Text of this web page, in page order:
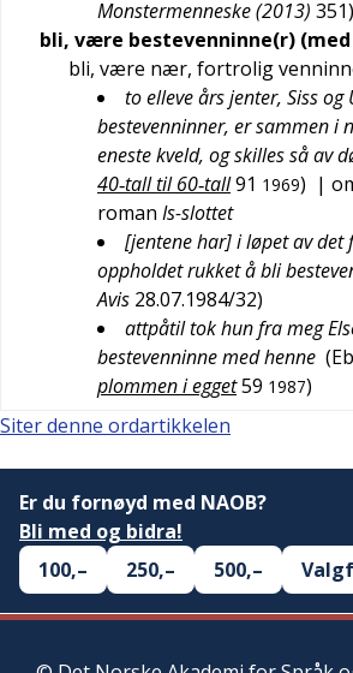
Monstermenneske (2013) 351)
bli, være bestevenninne(r)
bli, være nær, fortrolig
to elleve års jenter, Siss og
bestevenninner, er sammen i
eneste kveld, og skilles så av
40‑tall til 60‑tall91 1969) |
roman Is-slottet
[jentene har] i løpet av det
oppholdet rukket å bli
Avis 28.07.1984/32)
attpåtil tok hun fra meg
bestevenninne med henne (
plommen i egget59 1987)
Siter denne ordartikkelen
Er du fornøyd med NAOB?
Bli med og bidra!
100,–
250,– 500,–